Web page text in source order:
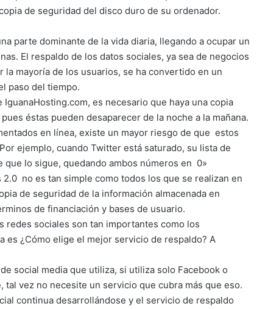
de seguridad del disco duro de su ordenador.
parte dominante de la vida diaria, llegando a ocupar un
El respaldo de los datos sociales, ya sea de negocios
mayoría de los usuarios, se ha convertido en un
paso del tiempo.
IguanaHosting.com, es necesario que haya una copia
éstas pueden desaparecer de la noche a la mañana.
en línea, existe un mayor riesgo de que estos
ejemplo, cuando Twitter está saturado, su lista de
lo sigue, quedando ambos números en 0»
no es tan simple como todos los que se realizan en
de seguridad de la información almacenada en
de financiación y bases de usuario.
redes sociales son tan importantes como los
es ¿Cómo elige el mejor servicio de respaldo? A
social media que utiliza, si utiliza solo Facebook o
vez no necesite un servicio que cubra más que eso.
continua desarrollándose y el servicio de respaldo